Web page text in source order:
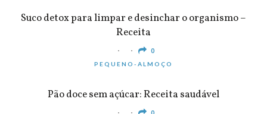
Suco detox para limpar e desinchar o organismo –
Receita
0
PEQUENO-ALMOÇO
Pão doce sem açúcar: Receita saudável